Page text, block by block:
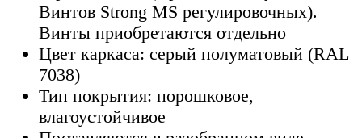
Винтов Strong MS регулировочных).
Винты приобретаются отдельно
Цвет каркаса: серый полуматовый (RAL
7038)
Тип покрытия: порошковое,
влагоустойчивое